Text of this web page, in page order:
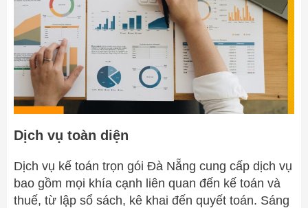
Dịch vụ toàn diện
Dịch vụ kế toán trọn gói Đà Nẵng cung cấp dịch vụ
bao gồm mọi khía cạnh liên quan đến kế toán và
thuế, từ lập sổ sách, kê khai đến quyết toán. Sáng